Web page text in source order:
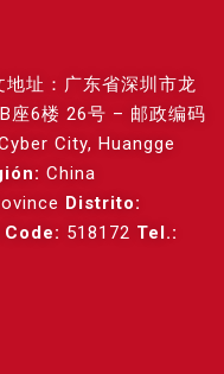
地址：广东省深圳市龙
座6楼 26号 – 邮政编码
City, Huangge
China
Distrito:
518172 Tel.: